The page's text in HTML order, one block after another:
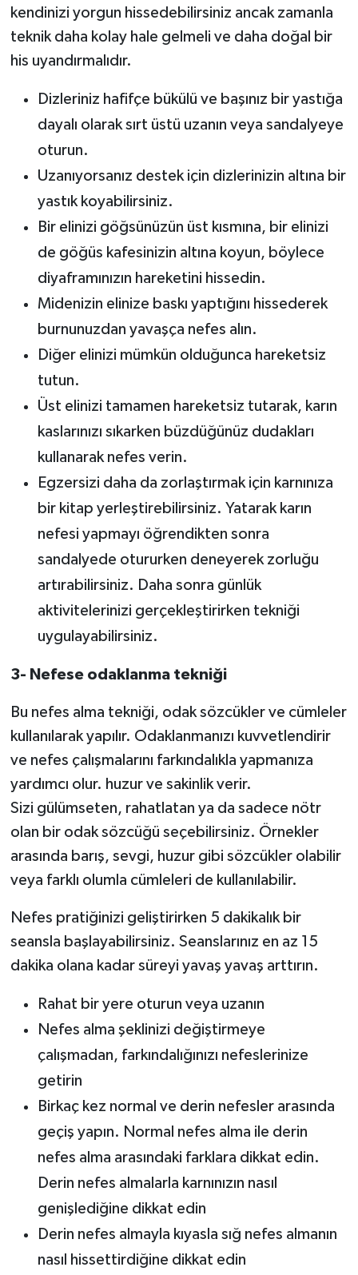
kendinizi yorgun hissedebilirsiniz ancak zamanla
teknik daha kolay hale gelmeli ve daha doğal bir
his uyandırmalıdır.
Dizleriniz hafifçe bükülü ve başınız bir yastığa
dayalı olarak sırt üstü uzanın veya sandalyeye
oturun.
Uzanıyorsanız destek için dizlerinizin altına bir
yastık koyabilirsiniz.
Bir elinizi göğsünüzün üst kısmına, bir elinizi
de göğüs kafesinizin altına koyun, böylece
diyaframınızın hareketini hissedin.
Midenizin elinize baskı yaptığını hissederek
burnunuzdan yavaşça nefes alın.
Diğer elinizi mümkün olduğunca hareketsiz
tutun.
Üst elinizi tamamen hareketsiz tutarak, karın
kaslarınızı sıkarken büzdüğünüz dudakları
kullanarak nefes verin.
Egzersizi daha da zorlaştırmak için karnınıza
bir kitap yerleştirebilirsiniz. Yatarak karın
nefesi yapmayı öğrendikten sonra
sandalyede otururken deneyerek zorluğu
artırabilirsiniz. Daha sonra günlük
aktivitelerinizi gerçekleştirirken tekniği
uygulayabilirsiniz.
3- Nefese odaklanma tekniği
Bu nefes alma tekniği, odak sözcükler ve cümleler
kullanılarak yapılır. Odaklanmanızı kuvvetlendirir
ve nefes çalışmalarını farkındalıkla yapmanıza
yardımcı olur. huzur ve sakinlik verir.
Sizi gülümseten, rahatlatan ya da sadece nötr
olan bir odak sözcüğü seçebilirsiniz. Örnekler
arasında barış, sevgi, huzur gibi sözcükler olabilir
veya farklı olumla cümleleri de kullanılabilir.
Nefes pratiğinizi geliştirirken 5 dakikalık bir
seansla başlayabilirsiniz. Seanslarınız en az 15
dakika olana kadar süreyi yavaş yavaş arttırın.
Rahat bir yere oturun veya uzanın
Nefes alma şeklinizi değiştirmeye
çalışmadan, farkındalığınızı nefeslerinize
getirin
Birkaç kez normal ve derin nefesler arasında
geçiş yapın. Normal nefes alma ile derin
nefes alma arasındaki farklara dikkat edin.
Derin nefes almalarla karnınızın nasıl
genişlediğine dikkat edin
Derin nefes almayla kıyasla sığ nefes almanın
nasıl hissettirdiğine dikkat edin